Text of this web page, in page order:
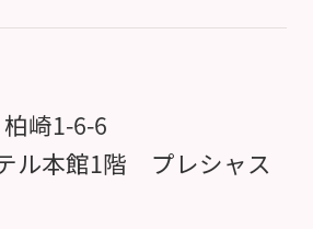
崎1-6-6
ル本館1階 プレシャス